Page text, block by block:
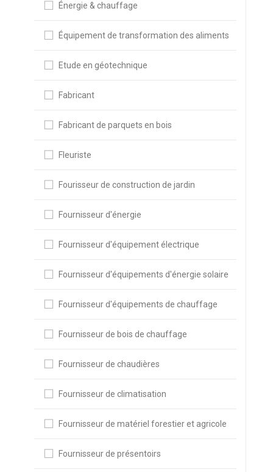
Énergie & chauffage
Équipement de transformation des aliments
Etude en géotechnique
Fabricant
Fabricant de parquets en bois
Fleuriste
Fourisseur de construction de jardin
Fournisseur d'énergie
Fournisseur d'équipement électrique
Fournisseur d'équipements d'énergie solaire
Fournisseur d'équipements de chauffage
Fournisseur de bois de chauffage
Fournisseur de chaudières
Fournisseur de climatisation
Fournisseur de matériel forestier et agricole
Fournisseur de présentoirs